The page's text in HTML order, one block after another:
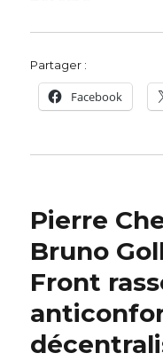
Partager :
Facebook
Pierre
Bruno
Front